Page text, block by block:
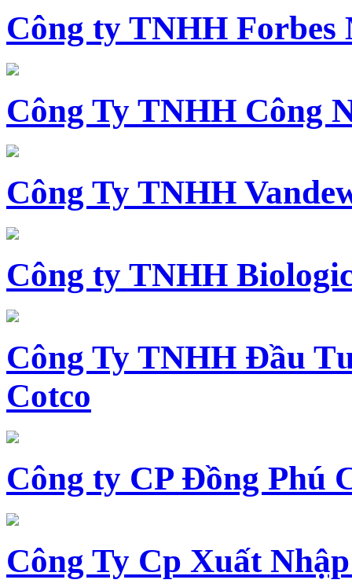
Công ty TNHH
Công Ty TNHH Công
Công Ty TNHH
Công ty TNHH
Công Ty TNHH Đầu
Cotco
Công ty CP Đồng Phú
Công Ty Cp Xuất